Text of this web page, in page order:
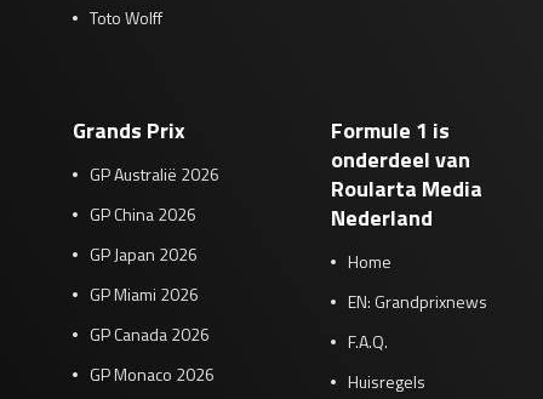
Toto Wolff
Grands Prix
GP Australië 2026
GP China 2026
GP Japan 2026
GP Miami 2026
GP Canada 2026
GP Monaco 2026
Formule 1 is
onderdeel van
Roularta Media
Nederland
Home
EN: Grandprixnews
F.A.Q.
Huisregels